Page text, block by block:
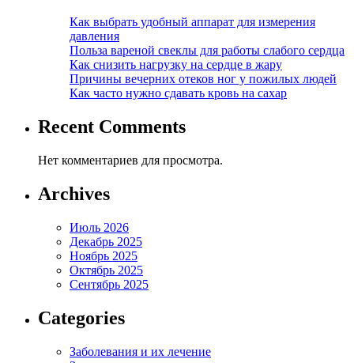
Как выбрать удобный аппарат для измерения
давления
Польза вареной свеклы для работы слабого сердца
Как снизить нагрузку на сердце в жару
Причины вечерних отеков ног у пожилых людей
Как часто нужно сдавать кровь на сахар
Recent Comments
Нет комментариев для просмотра.
Archives
Июль 2026
Декабрь 2025
Ноябрь 2025
Октябрь 2025
Сентябрь 2025
Categories
Заболевания и их лечение